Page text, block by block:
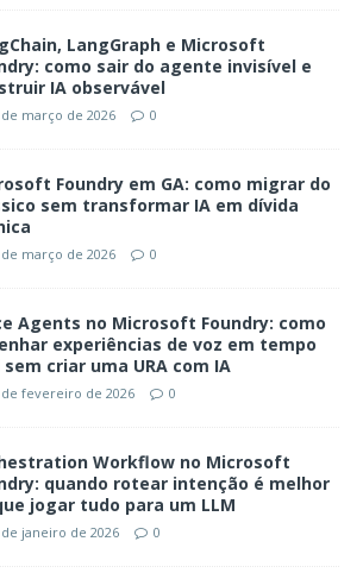
LangGraph e Microsoft
como sair do agente invisível e
IA observável
março de 2026 0
Foundry em GA: como migrar do
sem transformar IA em dívida
março de 2026 0
Agents no Microsoft Foundry: como
experiências de voz em tempo
sem criar uma URA com IA
de fevereiro de 2026 0
Workflow no Microsoft
quando rotear intenção é melhor
jogar tudo para um LLM
de janeiro de 2026 0